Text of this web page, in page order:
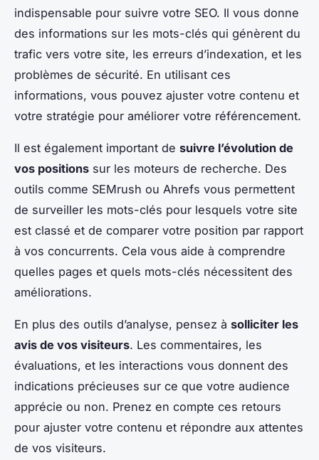
indispensable pour suivre votre SEO. Il vous donne
des informations sur les mots-clés qui génèrent du
trafic vers votre site, les erreurs d’indexation, et les
problèmes de sécurité. En utilisant ces
informations, vous pouvez ajuster votre contenu et
votre stratégie pour améliorer votre référencement.
Il est également important de suivre l’évolution de
vos positions sur les moteurs de recherche. Des
outils comme SEMrush ou Ahrefs vous permettent
de surveiller les mots-clés pour lesquels votre site
est classé et de comparer votre position par rapport
à vos concurrents. Cela vous aide à comprendre
quelles pages et quels mots-clés nécessitent des
améliorations.
En plus des outils d’analyse, pensez à solliciter les
avis de vos visiteurs. Les commentaires, les
évaluations, et les interactions vous donnent des
indications précieuses sur ce que votre audience
apprécie ou non. Prenez en compte ces retours
pour ajuster votre contenu et répondre aux attentes
de vos visiteurs.